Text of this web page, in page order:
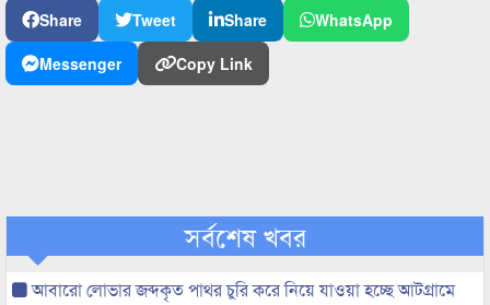
Share Tweet Share
WhatsApp
Messenger
Copy Link
সর্বশেষ খবর
আবারো লোভার জব্দকৃত পাথর চুরি করে নিয়ে যাওয়া হচ্ছে আটগ্রামে